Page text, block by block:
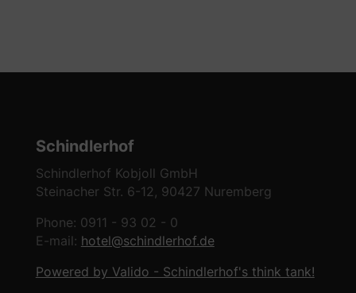
Schindlerhof
Schindlerhof Kobjoll GmbH
Steinacher Str. 6-12, 90427 Nuremberg
Phone: 0911 - 93 02 - 0
E-mail: hotel@schindlerhof.de
Powered by Valido - Schindlerhof's think tank!